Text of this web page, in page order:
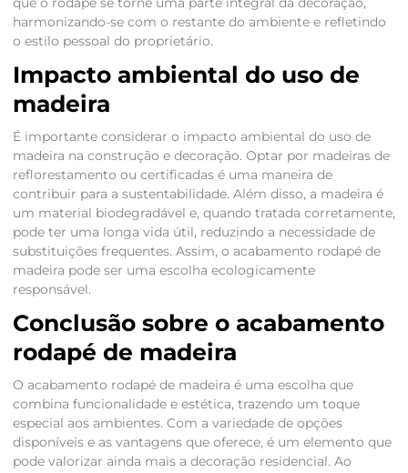
que o rodapé se torne uma parte integral da decoração,
harmonizando-se com o restante do ambiente e refletindo
o estilo pessoal do proprietário.
Impacto ambiental do uso de
madeira
É importante considerar o impacto ambiental do uso de
madeira na construção e decoração. Optar por madeiras de
reflorestamento ou certificadas é uma maneira de
contribuir para a sustentabilidade. Além disso, a madeira é
um material biodegradável e, quando tratada corretamente,
pode ter uma longa vida útil, reduzindo a necessidade de
substituições frequentes. Assim, o acabamento rodapé de
madeira pode ser uma escolha ecologicamente
responsável.
Conclusão sobre o acabamento
rodapé de madeira
O acabamento rodapé de madeira é uma escolha que
combina funcionalidade e estética, trazendo um toque
especial aos ambientes. Com a variedade de opções
disponíveis e as vantagens que oferece, é um elemento que
pode valorizar ainda mais a decoração residencial. Ao